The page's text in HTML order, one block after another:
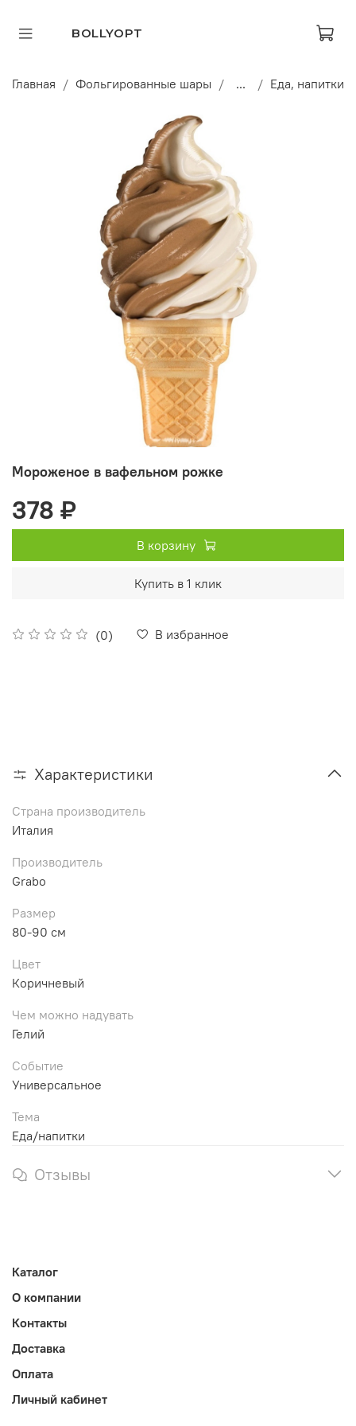
BOLLYOPT
Главная Фольгированные шары ... Еда, напитки
Мороженое в вафельном рожке
(0) В избранное
378 ₽
В корзину
Купить в 1 клик
Характеристики
Страна производитель
Италия
Производитель
Grabo
Размер
80-90 см
Цвет
Коричневый
Чем можно надувать
Гелий
Событие
Универсальное
Тема
Еда/напитки
Отзывы
Каталог
О компании
Контакты
Доставка
Оплата
Личный кабинет